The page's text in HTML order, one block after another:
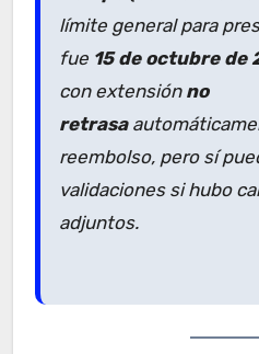
límite general para
fue 15 de octubre de
con extensión no
retrasa
reembolso, pero sí
validaciones si hubo
adjuntos.